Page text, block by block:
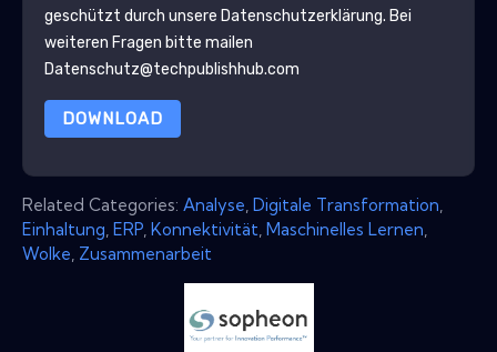
geschützt durch unsere Datenschutzerklärung. Bei
weiteren Fragen bitte mailen
Datenschutz@techpublishhub.com
DOWNLOAD
Related Categories: Analyse Digitale Transformation
Einhaltung ERP Konnektivität Maschinelles Lernen
Wolke Zusammenarbeit